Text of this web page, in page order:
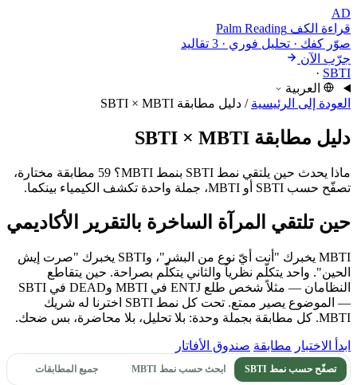
AD
قراءة الكف Palm Reading
صوّر كفك · تحليل فوري · 3 تقاليد
جرّب الآن
SBTI
·
العربية
العودة إلى الرئيسية / دليل مطابقة SBTI × MBTI
دليل مطابقة SBTI × MBTI
ماذا يحدث حين يلتقي نمط SBTI بنمط MBTI؟ 59 مطابقة مختارة،
تصفّح حسب SBTI أو MBTI، جملة واحدة تكشف الكيمياء بينكما.
حين تلتقي المرآة الساخرة بالتقرير الأكاديمي
MBTI يخبرك "أنت أيّ نوع من البشر"، وSBTI يخبرك "صرت إيش
الحين". واحد يتكلّم نظرياً والثاني يتكلّم بصراحة. حين يتقاطع
النظامان — مثلاً شخص طلع ENTJ في MBTI وDEAD في SBTI
— الموضوع يصير ممتع. تحت كل نمط SBTI اخترنا له شريك
MBTI. كل مطابقة بجملة وحدة: بلا تحليل، بلا محاضرة، بس ضحك.
ابدأ الاختبار مطابقة صندوق الأفاتار
تصفّح حسب نمط SBTI ابحث حسب نمط MBTI جميع المطابقات